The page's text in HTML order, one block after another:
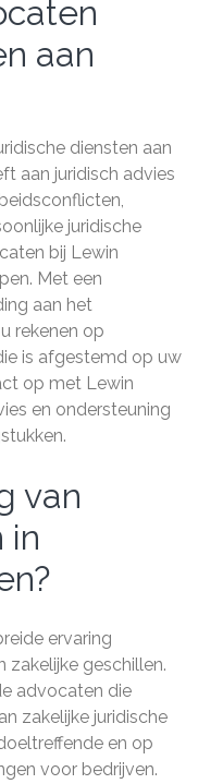
aan
diensten aan
aan juridisch advies
juridische
bij Lewin
Met een
aan het
rekenen op
is afgestemd op uw
op met Lewin
en ondersteuning
van
in
ervaring
geschillen.
advocaten die
zakelijke juridische
en op
voor bedrijven.